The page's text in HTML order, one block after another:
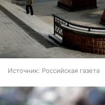
Источник: Российская газета